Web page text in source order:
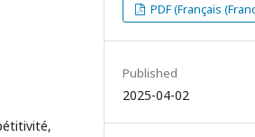
PDF (Français
Published
2025-04-02